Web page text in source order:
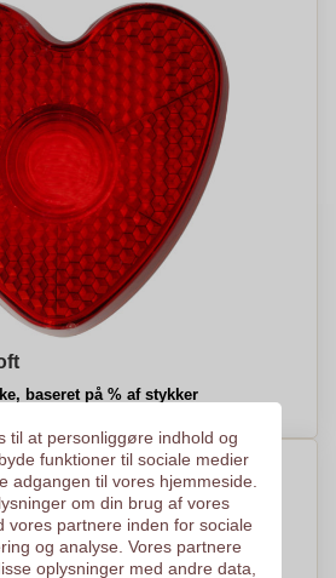
baseret på % af stykker
til at personliggøre indhold og
funktioner til sociale medier
adgangen til vores hjemmeside.
om din brug af vores
vores partnere inden for sociale
og analyse. Vores partnere
oplysninger med andre data,